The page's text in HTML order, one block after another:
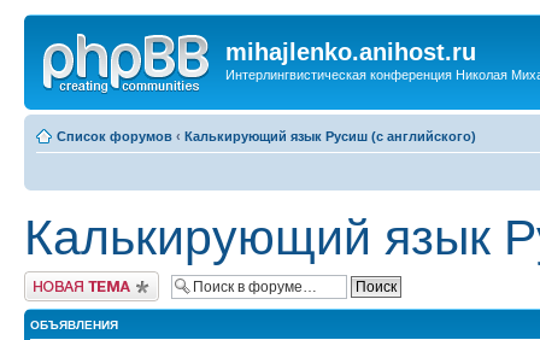
mihajlenko.anihost.ru
Интерлингвистическая конференция Николая
Список форумов ‹ Калькирующий язык Русиш (с английского)
Калькирующий язык
Новая тема
ОБЪЯВЛЕНИЯ